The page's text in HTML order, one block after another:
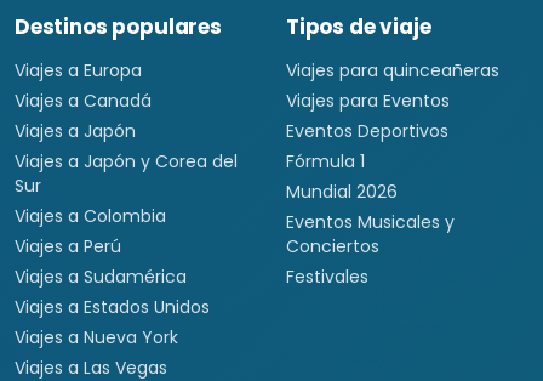
Destinos populares
Viajes a Europa
Viajes a Canadá
Viajes a Japón
Viajes a Japón y Corea del
Sur
Viajes a Colombia
Viajes a Perú
Viajes a Sudamérica
Viajes a Estados Unidos
Viajes a Nueva York
Viajes a Las Vegas
Tipos de viaje
Viajes para quinceañeras
Viajes para Eventos
Eventos Deportivos
Fórmula 1
Mundial 2026
Eventos Musicales y
Conciertos
Festivales